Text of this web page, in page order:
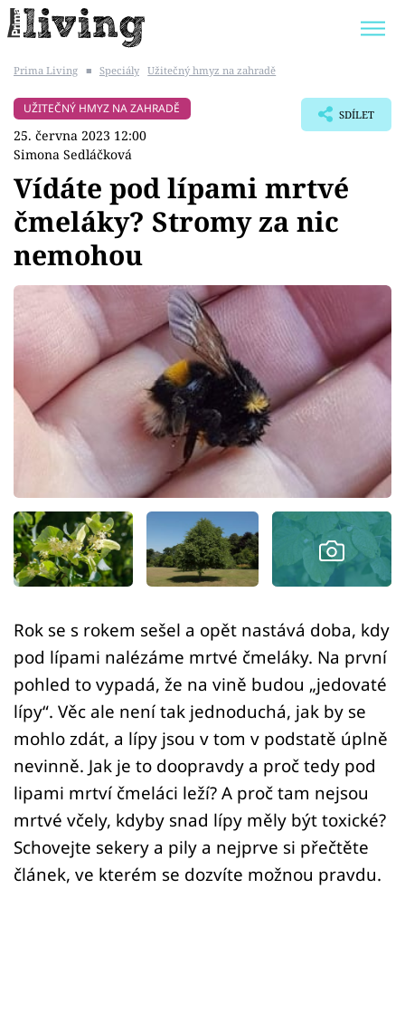
BYDLENÍ SLAVNÝCH
ZAHRADA
Témata
Bydlení
Zahrada
Design
Sledujte prima+
Přihlášení
Sledujte nás
Prima Living ■ Speciály Užitečný hmyz na zahradě
UŽITEČNÝ HMYZ NA ZAHRADĚ
25. června 2023 12:00
Simona Sedláčková
SDÍLET
Vídáte pod lípami mrtvé
čmeláky? Stromy za nic
nemohou
Rok se s rokem sešel a opět nastává doba, kdy
pod lípami nalézáme mrtvé čmeláky. Na první
pohled to vypadá, že na vině budou „jedovaté
lípy“. Věc ale není tak jednoduchá, jak by se
mohlo zdát, a lípy jsou v tom v podstatě úplně
nevinně. Jak je to doopravdy a proč tedy pod
lipami mrtví čmeláci leží? A proč tam nejsou
mrtvé včely, kdyby snad lípy měly být toxické?
Schovejte sekery a pily a nejprve si přečtěte
článek, ve kterém se dozvíte možnou pravdu.